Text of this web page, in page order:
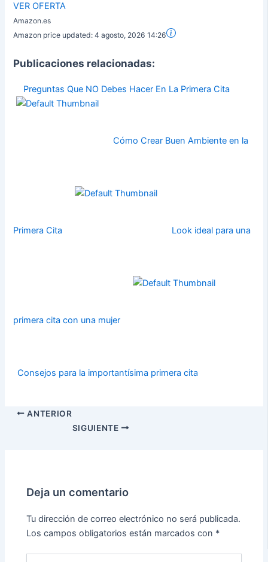
VER OFERTA
Amazon.es
Amazon price updated:4 agosto, 2026 14:26
Publicaciones relacionadas:
Preguntas Que NO Debes Hacer En La Primera Cita
Cómo Crear Buen Ambiente en la
Primera Cita Look ideal para una
primera cita con una mujer
Consejos para la importantísima primera cita
ANTERIOR
SIGUIENTE
Deja un comentario
Tu dirección de correo electrónico no será publicada.
Los campos obligatorios están marcados con *